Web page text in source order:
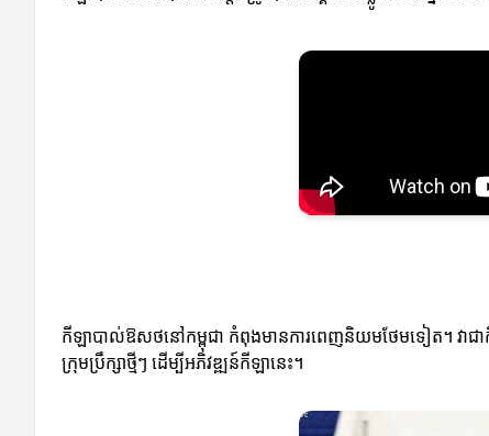
កីឡាបាល់ឱសថនៅកម្ពុជា កំពុងមានការពេញនិយមថែមទៀត។ វាជ
ក្រុមប្រឹក្សាថ្មីៗ ដើម្បីអភិវឌ្ឍន៍កីឡានេះ។